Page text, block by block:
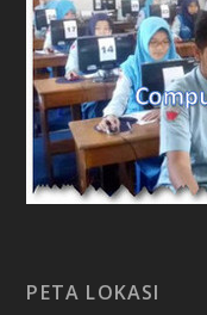
PETA LOKASI